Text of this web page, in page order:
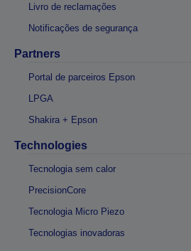
Livro de reclamações
Notificações de segurança
Partners
Portal de parceiros Epson
LPGA
Shakira + Epson
Technologies
Tecnologia sem calor
PrecisionCore
Tecnologia Micro Piezo
Tecnologias inovadoras